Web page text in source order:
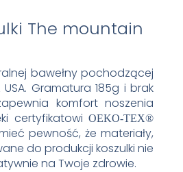
bawełny pochodzącej
Gramatura 185g i brak
komfort noszenia
certyfikatowiOEKO-TEX®
pewność, że materiały,
do produkcji koszulki nie
na Twoje zdrowie.